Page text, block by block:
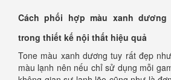
Cách phối hợp màu xanh
trong thiết kế nội thất hiệu quả
Tone màu xanh dương tuy rất đẹp
màu lạnh nên nếu chỉ sử dụng mỗi